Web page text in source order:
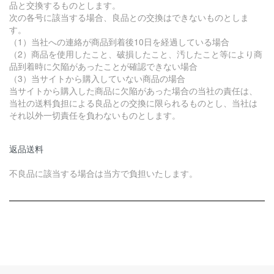
品と交換するものとします。
次の各号に該当する場合、良品との交換はできないものとしま
す。
（1）当社への連絡が商品到着後10日を経過している場合
（2）商品を使用したこと、破損したこと、汚したこと等により商
品到着時に欠陥があったことが確認できない場合
（3）当サイトから購入していない商品の場合
当サイトから購入した商品に欠陥があった場合の当社の責任は、
当社の送料負担による良品との交換に限られるものとし、当社は
それ以外一切責任を負わないものとします。
返品送料
不良品に該当する場合は当方で負担いたします。